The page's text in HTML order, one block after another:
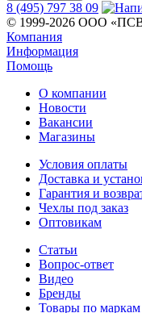
8 (495) 797 38 09
© 1999-2026 ООО
Компания
Информация
Помощь
О компании
Новости
Вакансии
Магазины
Условия оплаты
Доставка и
Гарантия и
Чехлы под заказ
Оптовикам
Статьи
Вопрос-ответ
Видео
Бренды
Товары по маркам